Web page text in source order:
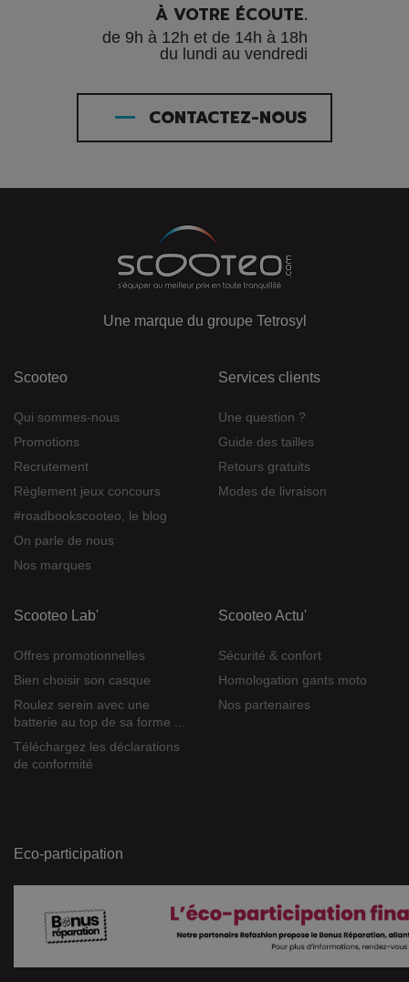
À VOTRE ÉCOUTE.
de 9h à 12h et de 14h à 18h
du lundi au vendredi
CONTACTEZ-NOUS
Une marque du groupe Tetrosyl
Scooteo
Qui sommes-nous
Promotions
Recrutement
Règlement jeux concours
#roadbookscooteo, le blog
On parle de nous
Nos marques
Services clients
Une question ?
Guide des tailles
Retours gratuits
Modes de livraison
Scooteo Lab'
Offres promotionnelles
Bien choisir son casque
Roulez serein avec une
batterie au top de sa forme ...
Téléchargez les déclarations
de conformité
Scooteo Actu'
Sécurité & confort
Homologation gants moto
Nos partenaires
Eco-participation